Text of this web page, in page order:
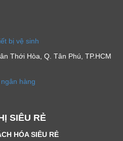
bị vệ sinh
Thới Hòa, Q. Tân Phú, TP.HCM
hàng
SIÊU RẺ
HÓA SIÊU RẺ